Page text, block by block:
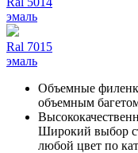
эмаль
Ral 7015
эмаль
Объемные
объемным
Широкий выбор
любой цвет по